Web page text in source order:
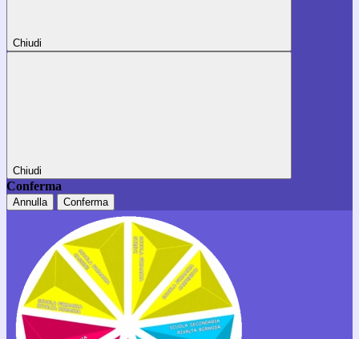
Chiudi
Chiudi
Conferma
Annulla Conferma